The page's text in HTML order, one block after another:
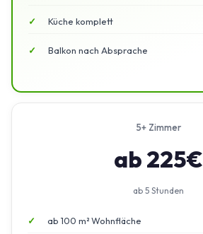
Küche komplett
Balkon nach Absprache
5+ Zimmer
ab 225€
ab 5 Stunden
ab 100 m² Wohnfläche